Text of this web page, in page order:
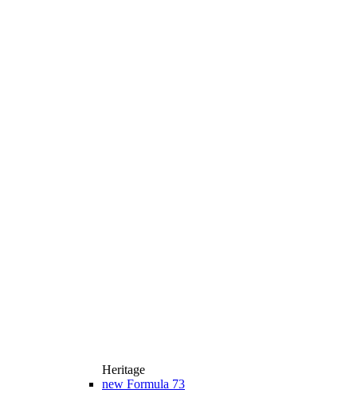
Heritage
new Formula 73